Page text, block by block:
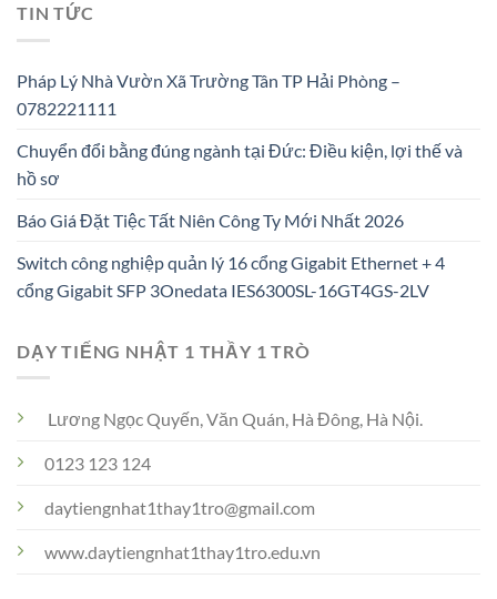
TIN TỨC
Pháp Lý Nhà Vườn Xã Trường Tân TP Hải Phòng –
0782221111
Chuyển đổi bằng đúng ngành tại Đức: Điều kiện, lợi thế và
hồ sơ
Báo Giá Đặt Tiệc Tất Niên Công Ty Mới Nhất 2026
Switch công nghiệp quản lý 16 cổng Gigabit Ethernet + 4
cổng Gigabit SFP 3Onedata IES6300SL-16GT4GS-2LV
DẠY TIẾNG NHẬT 1 THẦY 1 TRÒ
Lương Ngọc Quyến, Văn Quán, Hà Đông, Hà Nội.
0123 123 124
daytiengnhat1thay1tro@gmail.com
www.daytiengnhat1thay1tro.edu.vn